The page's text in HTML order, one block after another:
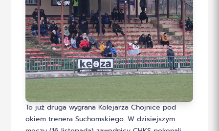
To już druga wygrana Kolejarza Chojnice pod
okiem trenera Suchomskiego. W dzisiejszym